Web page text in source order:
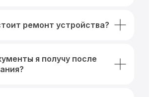
ремонт устройства?
я получу после